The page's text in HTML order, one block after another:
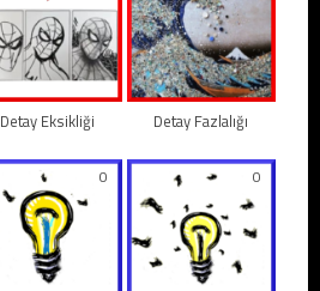
Detay Eksikliği Detay Fazlalığı
0 0